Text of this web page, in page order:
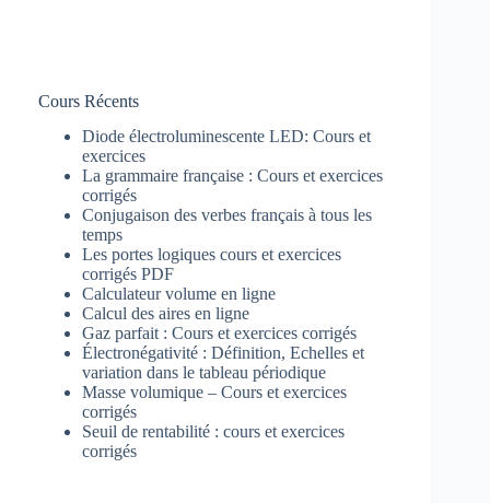
Cours Récents
Diode électroluminescente LED: Cours et
exercices
La grammaire française : Cours et exercices
corrigés
Conjugaison des verbes français à tous les
temps
Les portes logiques cours et exercices
corrigés PDF
Calculateur volume en ligne
Calcul des aires en ligne
Gaz parfait : Cours et exercices corrigés
Électronégativité : Définition, Echelles et
variation dans le tableau périodique
Masse volumique – Cours et exercices
corrigés
Seuil de rentabilité : cours et exercices
corrigés